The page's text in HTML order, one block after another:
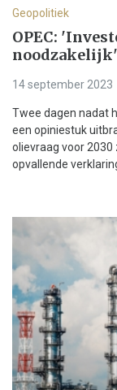
Geopolitiek
OPEC:
noodzakelijk'
14 september 2023
Twee dagen nadat
een opiniestuk
olievraag voor 2030
opvallende